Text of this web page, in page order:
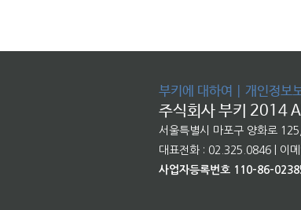
부키에 대하여 개인정보
주식회사 부키 2014
서울특별시 마포구 양화로
대표전화 : 02.325.0846 | 이메
사업자등록번호 110-86-